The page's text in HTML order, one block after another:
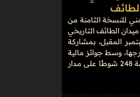
للنسخة الثامنة من
الذي يحتضنه ميدان الطائف التاريخي
الهجن خلال الفترة من 3 إلى 13 سبتمبر المقبل، بمشاركة
وسط جوائز مالية
تتجاوز 50 مليون ريال. ويتضمن المهرجان إقامة 248 شوطًا على مدار